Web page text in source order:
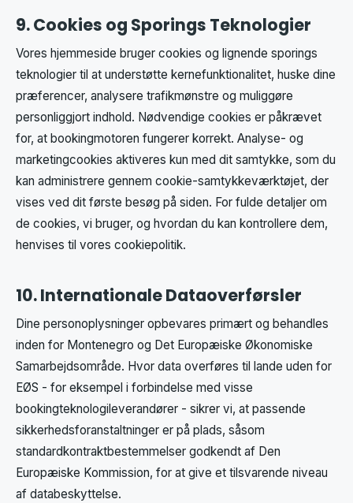
9. Cookies og Sporings Teknologier
Vores hjemmeside bruger cookies og lignende sporings
teknologier til at understøtte kernefunktionalitet, huske dine
præferencer, analysere trafikmønstre og muliggøre
personliggjort indhold. Nødvendige cookies er påkrævet
for, at bookingmotoren fungerer korrekt. Analyse- og
marketingcookies aktiveres kun med dit samtykke, som du
kan administrere gennem cookie-samtykkeværktøjet, der
vises ved dit første besøg på siden. For fulde detaljer om
de cookies, vi bruger, og hvordan du kan kontrollere dem,
henvises til vores cookiepolitik.
10. Internationale Dataoverførsler
Dine personoplysninger opbevares primært og behandles
inden for Montenegro og Det Europæiske Økonomiske
Samarbejdsområde. Hvor data overføres til lande uden for
EØS - for eksempel i forbindelse med visse
bookingteknologileverandører - sikrer vi, at passende
sikkerhedsforanstaltninger er på plads, såsom
standardkontraktbestemmelser godkendt af Den
Europæiske Kommission, for at give et tilsvarende niveau
af databeskyttelse.